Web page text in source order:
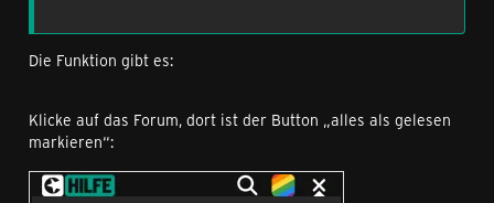
Die Funktion gibt es:
Klicke auf das Forum, dort ist der Button „alles als gelesen
markieren“: